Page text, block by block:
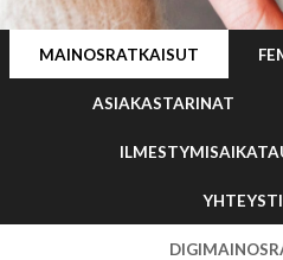
MAINOSRATKAISUT
ASIAKASTARINAT